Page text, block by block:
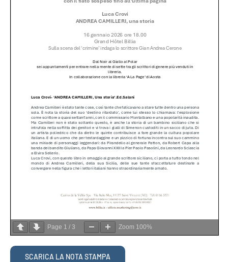
Page 1 / 3 Zoom 100%
SCARICA LA NOTA STAMPA